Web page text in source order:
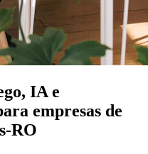
IA e
empresas de
RO